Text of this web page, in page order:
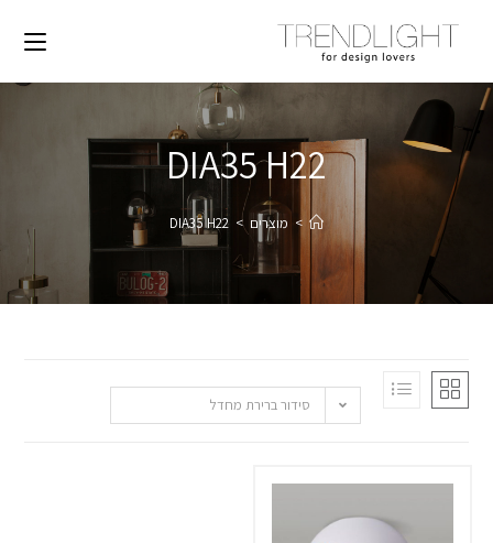
DIA35 H22
> מוצרים >
DIA35 H22
סידור ברירת מחדל